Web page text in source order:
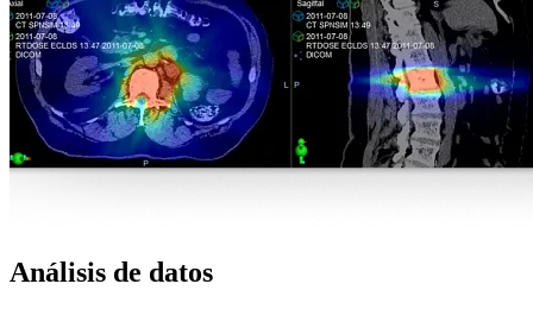
Análisis de datos